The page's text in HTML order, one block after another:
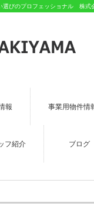
選びのプロフェッショナル 株
報 事業用物件情
フ紹介 ブログ